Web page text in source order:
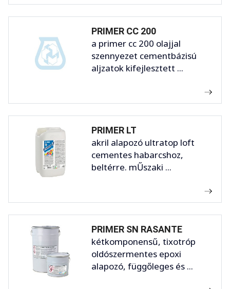
PRIMER CC 200
a primer cc 200 olajjal
szennyezet cementbázisú
aljzatok kifejlesztett ...
PRIMER LT
akril alapozó ultratop loft
cementes habarcshoz,
beltérre. mŰszaki ...
PRIMER SN RASANTE
kétkomponensű, tixotróp
oldószermentes epoxi
alapozó, függőleges és ...